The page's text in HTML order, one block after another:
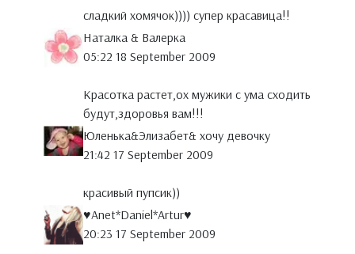
сладкий хомячок)))) супер красавица!!
Наталка & Валерка
05:22 18 September 2009
Красотка растет,ох мужики с ума сходить
будут,здоровья вам!!!
Юленька&Элизабет& хочу девочку
21:42 17 September 2009
красивый пупсик))
♥Anet*Daniel*Artur♥
20:23 17 September 2009